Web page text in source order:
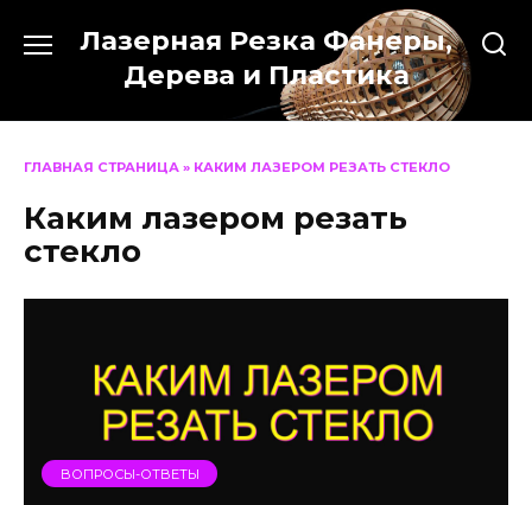
содержанию
Лазерная Резка Фанеры,
Дерева и Пластика
ГЛАВНАЯ СТРАНИЦА » КАКИМ ЛАЗЕРОМ РЕЗАТЬ СТЕКЛО
Каким лазером резать
стекло
ВОПРОСЫ-ОТВЕТЫ